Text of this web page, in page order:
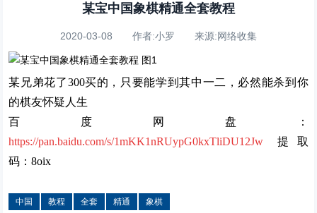
某宝中国象棋精通全套教程
2020-03-08 作者:小罗 来源:网络收集
某兄弟花了300买的，只要能学到其中一二，必然能杀到你
的棋友怀疑人生
百度网盘：
https://pan.baidu.com/s/1mKK1nRUypG0kxTliDU12Jw
提取
码：8oix
中国 教程 全套 精通 象棋